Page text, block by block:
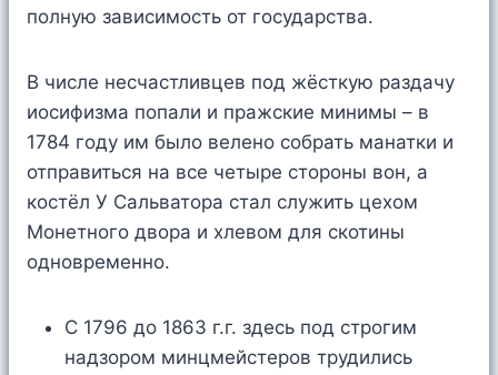
полную зависимость от государства.
В числе несчастливцев под жёсткую раздачу
иосифизма попали и пражские минимы – в
1784 году им было велено собрать манатки и
отправиться на все четыре стороны вон, а
костёл У Сальватора стал служить цехом
Монетного двора и хлевом для скотины
одновременно.
С 1796 до 1863 г.г. здесь под строгим
надзором минцмейстеров трудились